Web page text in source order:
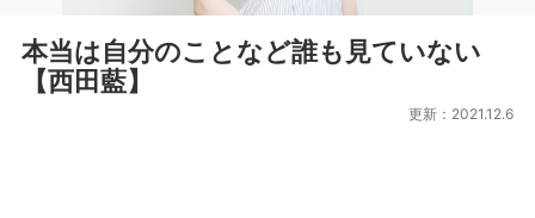
本当は自分のことなど誰も見ていない
【西田藍】
更新：2021.12.6